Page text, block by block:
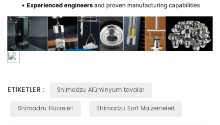
ETIKETLER :
Shimadzu Alüminyum tavalar
Shimadzu Hücreleri
Shimadzu Sarf Malzemeleri